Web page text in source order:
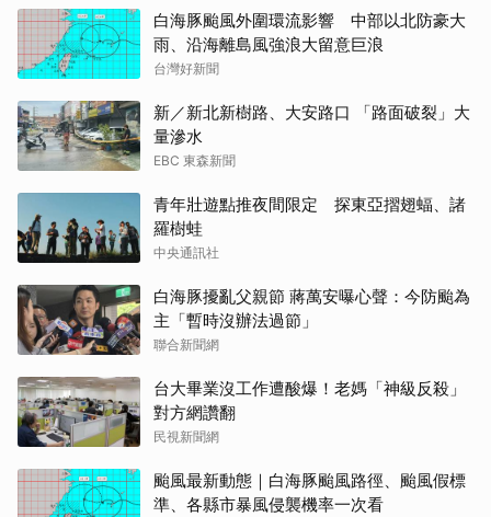
白海豚颱風外圍環流影響 中部以北防豪大
雨、沿海離島風強浪大留意巨浪
台灣好新聞
新／新北新樹路、大安路口 「路面破裂」大
量滲水
EBC 東森新聞
青年壯遊點推夜間限定 探東亞摺翅蝠、諸
羅樹蛙
中央通訊社
白海豚擾亂父親節 蔣萬安曝心聲：今防颱為
主「暫時沒辦法過節」
聯合新聞網
台大畢業沒工作遭酸爆！老媽「神級反殺」
對方網讚翻
民視新聞網
颱風最新動態｜白海豚颱風路徑、颱風假標
準、各縣市暴風侵襲機率一次看